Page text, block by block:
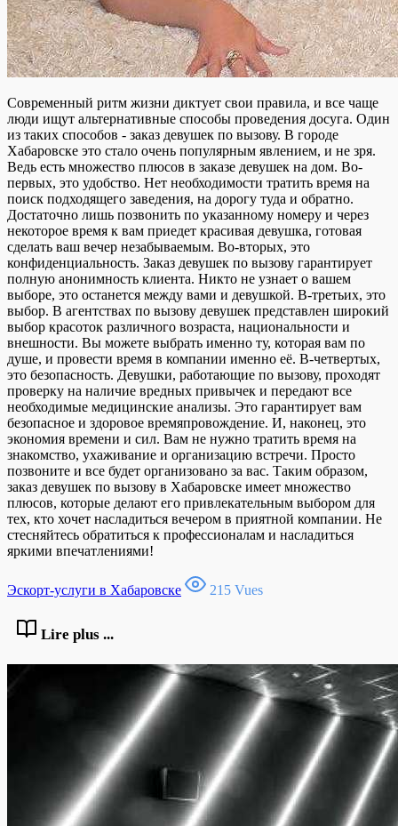
Современный ритм жизни диктует свои правила, и все чаще
люди ищут альтернативные способы проведения досуга. Один
из таких способов - заказ девушек по вызову. В городе
Хабаровске это стало очень популярным явлением, и не зря.
Ведь есть множество плюсов в заказе девушек на дом. Во-
первых, это удобство. Нет необходимости тратить время на
поиск подходящего заведения, на дорогу туда и обратно.
Достаточно лишь позвонить по указанному номеру и через
некоторое время к вам приедет красивая девушка, готовая
сделать ваш вечер незабываемым. Во-вторых, это
конфиденциальность. Заказ девушек по вызову гарантирует
полную анонимность клиента. Никто не узнает о вашем
выборе, это останется между вами и девушкой. В-третьих, это
выбор. В агентствах по вызову девушек представлен широкий
выбор красоток различного возраста, национальности и
внешности. Вы можете выбрать именно ту, которая вам по
душе, и провести время в компании именно её. В-четвертых,
это безопасность. Девушки, работающие по вызову, проходят
проверку на наличие вредных привычек и передают все
необходимые медицинские анализы. Это гарантирует вам
безопасное и здоровое времяпровождение. И, наконец, это
экономия времени и сил. Вам не нужно тратить время на
знакомство, ухаживание и организацию встречи. Просто
позвоните и все будет организовано за вас. Таким образом,
заказ девушек по вызову в Хабаровске имеет множество
плюсов, которые делают его привлекательным выбором для
тех, кто хочет насладиться вечером в приятной компании. Не
стесняйтесь обратиться к профессионалам и насладиться
яркими впечатлениями!
Эскорт-услуги в Хабаровске 215 Vues
Lire plus ...